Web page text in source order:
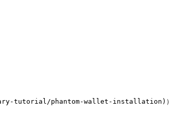
tutorial/phantom-wallet-installation)）